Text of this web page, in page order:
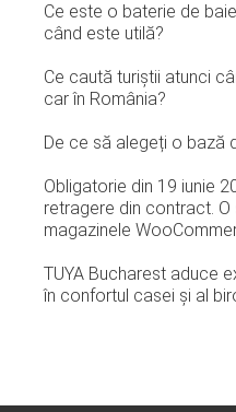
Ce este o baterie de
când este utilă?
Ce caută turiștii atunci
car în România?
De ce să alegeți o bază
Obligatorie din 19 iunie
retragere din contract.
magazinele
TUYA Bucharest aduce
în confortul casei și al